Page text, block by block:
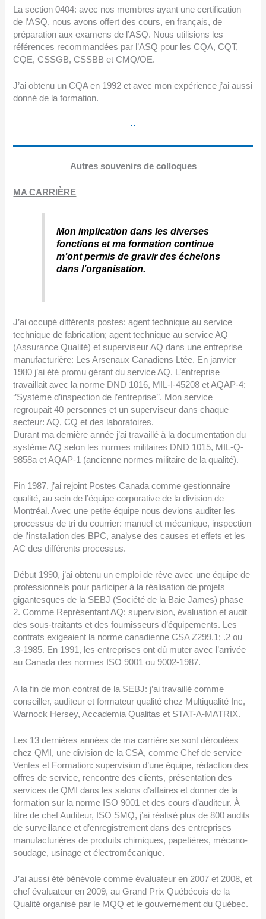
La section 0404: avec nos membres ayant une certification
de l’ASQ, nous avons offert des cours, en français, de
préparation aux examens de l’ASQ. Nous utilisions les
références recommandées par l’ASQ pour les CQA, CQT,
CQE, CSSGB, CSSBB et CMQ/OE.
J’ai obtenu un CQA en 1992 et avec mon expérience j’ai aussi
donné de la formation.
Autres souvenirs de colloques
MA CARRIÈRE
Mon implication dans les diverses
fonctions et ma formation continue
m’ont permis de gravir des échelons
dans l’organisation.
J’ai occupé différents postes: agent technique au service
technique de fabrication; agent technique au service AQ
(Assurance Qualité) et superviseur AQ dans une entreprise
manufacturière: Les Arsenaux Canadiens Ltée. En janvier
1980 j’ai été promu gérant du service AQ. L’entreprise
travaillait avec la norme DND 1016, MIL-I-45208 et AQAP-4:
‘’Système d’inspection de l’entreprise’’. Mon service
regroupait 40 personnes et un superviseur dans chaque
secteur: AQ, CQ et des laboratoires.
Durant ma dernière année j’ai travaillé à la documentation du
système AQ selon les normes militaires DND 1015, MIL-Q-
9858a et AQAP-1 (ancienne normes militaire de la qualité).
Fin 1987, j’ai rejoint Postes Canada comme gestionnaire
qualité, au sein de l’équipe corporative de la division de
Montréal. Avec une petite équipe nous devions auditer les
processus de tri du courrier: manuel et mécanique, inspection
de l’installation des BPC, analyse des causes et effets et les
AC des différents processus.
Début 1990, j’ai obtenu un emploi de rêve avec une équipe de
professionnels pour participer à la réalisation de projets
gigantesques de la SEBJ (Société de la Baie James) phase
2. Comme Représentant AQ: supervision, évaluation et audit
des sous-traitants et des fournisseurs d’équipements. Les
contrats exigeaient la norme canadienne CSA Z299.1; .2 ou
.3-1985. En 1991, les entreprises ont dû muter avec l’arrivée
au Canada des normes ISO 9001 ou 9002-1987.
A la fin de mon contrat de la SEBJ: j’ai travaillé comme
conseiller, auditeur et formateur qualité chez Multiqualité Inc,
Warnock Hersey, Accademia Qualitas et STAT-A-MATRIX.
Les 13 dernières années de ma carrière se sont déroulées
chez QMI, une division de la CSA, comme Chef de service
Ventes et Formation: supervision d’une équipe, rédaction des
offres de service, rencontre des clients, présentation des
services de QMI dans les salons d’affaires et donner de la
formation sur la norme ISO 9001 et des cours d’auditeur. À
titre de chef Auditeur, ISO SMQ, j’ai réalisé plus de 800 audits
de surveillance et d’enregistrement dans des entreprises
manufacturières de produits chimiques, papetières, mécano-
soudage, usinage et électromécanique.
J’ai aussi été bénévole comme évaluateur en 2007 et 2008, et
chef évaluateur en 2009, au Grand Prix Québécois de la
Qualité organisé par le MQQ et le gouvernement du Québec.